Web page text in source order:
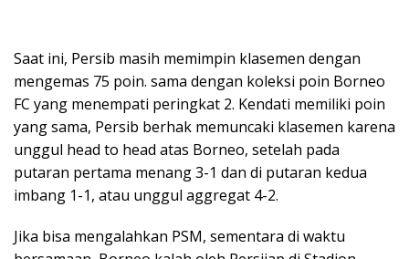
Saat ini, Persib masih memimpin klasemen dengan
mengemas 75 poin. sama dengan koleksi poin Borneo
FC yang menempati peringkat 2. Kendati memiliki poin
yang sama, Persib berhak memuncaki klasemen karena
unggul head to head atas Borneo, setelah pada
putaran pertama menang 3-1 dan di putaran kedua
imbang 1-1, atau unggul aggregat 4-2.
Jika bisa mengalahkan PSM, sementara di waktu